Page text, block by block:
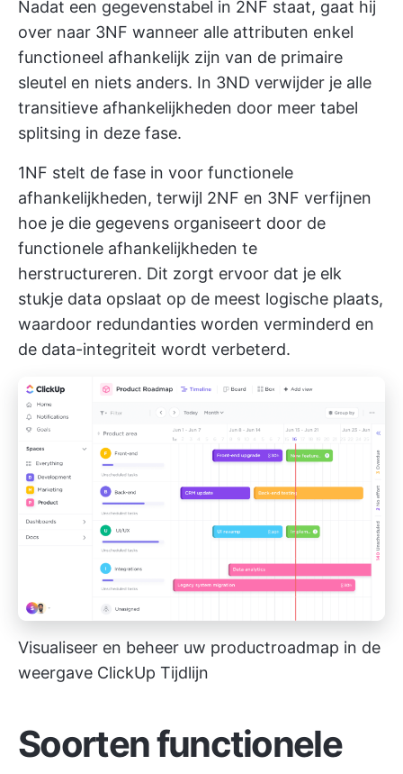
Nadat een gegevenstabel in 2NF staat, gaat hij
over naar 3NF wanneer alle attributen enkel
functioneel afhankelijk zijn van de primaire
sleutel en niets anders. In 3ND verwijder je alle
transitieve afhankelijkheden door meer tabel
splitsing in deze fase.
1NF stelt de fase in voor functionele
afhankelijkheden, terwijl 2NF en 3NF verfijnen
hoe je die gegevens organiseert door de
functionele afhankelijkheden te
herstructureren. Dit zorgt ervoor dat je elk
stukje data opslaat op de meest logische plaats,
waardoor redundanties worden verminderd en
de data-integriteit wordt verbeterd.
Visualiseer en beheer uw productroadmap in de
weergave ClickUp Tijdlijn
Soorten functionele